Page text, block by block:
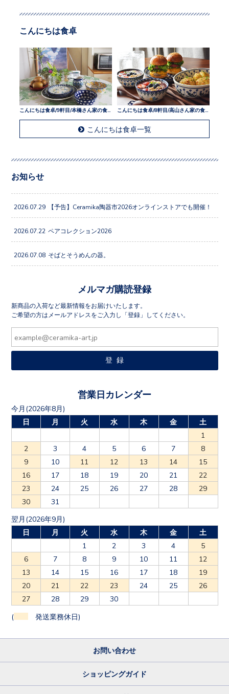
こんにちは食卓
こんにちは食卓/9軒目/本橋さん家の食卓
こんにちは食卓一覧
お知らせ
2026.07.29 【予告】Ceramika陶器市2026オンラインストアでも開催！
2026.07.22 ペアコレクション2026
2026.07.08 そばとそうめんの器。
メルマガ購読登録
新商品の入荷など最新情報をお届けいたします。
ご希望の方はメールアドレスをご入力し「登録」してください。
営業日カレンダー
今月(2026年8月)
日
月 火 水 木 金
土
1
2
3 4 5 6 7
8
9
10 11 12 13 14
15
16
17 18 19 20 21
22
23
24 25 26 27 28
29
30
31
翌月(2026年9月)
日
月 火 水 木 金
土
1
2 3 4
5
6
7 8 9 10 11
12
13
14 15 16 17 18
19
20
21 22 23 24 25
26
27
28 29 30
( 発送業務休日)
お問い合わせ
ショッピングガイド